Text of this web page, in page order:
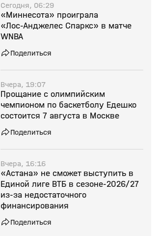
Сегодня, 06:29
«Миннесота» проиграла
«Лос‑Анджелес Спаркс» в матче
WNBA
Поделиться
Вчера, 19:07
Прощание с олимпийским
чемпионом по баскетболу Едешко
состоится 7 августа в Москве
Поделиться
Вчера, 16:16
«Астана» не сможет выступить в
Единой лиге ВТБ в сезоне‑2026/27
из‑за недостаточного
финансирования
Поделиться